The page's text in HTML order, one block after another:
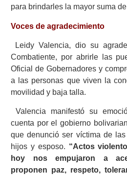
para brindarles la mayor suma
Voces de agradecimiento
Leidy Valencia, dio su
Combatiente, por abrirle las
Oficial de Gobernadores y
a las personas que viven la
movilidad y baja talla.
Valencia manifestó su
cuenta por el gobierno
que denunció ser víctima de
hijos y esposo. “Actos
hoy nos empujaron a
proponen paz, respeto,